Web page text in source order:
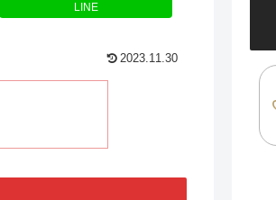
LINE
2023.11.30